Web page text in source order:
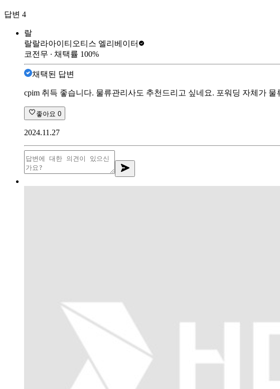
답변 4
랄
랄랄라아이티 오티스 엘리베이터
코전무 ∙ 채택률 100%
채택된 답변
cpim 취득 좋습니다. 물류관리사도 추천드리고 싶네요. 포워딩 자체가
좋아요 0
2024.11.27